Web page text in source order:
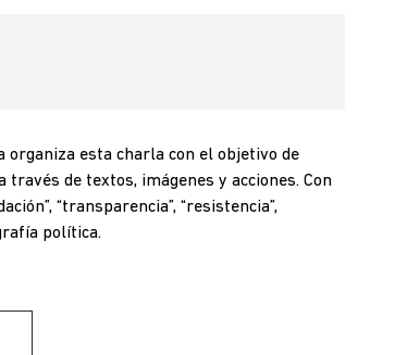
organiza esta charla con el objetivo de
de textos, imágenes y acciones. Con
“transparencia”, “resistencia”,
política.